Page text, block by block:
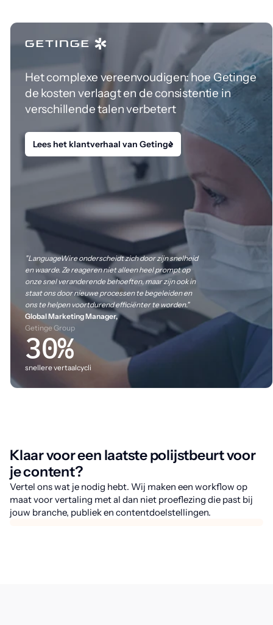
Het complexe vereenvoudigen: hoe Getinge
de kosten verlaagt en de consistentie in
verschillende talen verbetert
Lees het klantverhaal van Getinge
"LanguageWire onderscheidt zich door zijn snelheid
en waarde. Ze reageren niet alleen heel prompt op
onze snel veranderende behoeften, maar zijn ook in
staat ons door nieuwe processen te begeleiden en
ons te helpen voortdurend efficiënter te worden."
Global Marketing Manager,
Getinge Group
30%
snellere vertaalcycli
Klaar voor een laatste polijstbeurt voor
je content?
Vertel ons wat je nodig hebt. Wij maken een workflow op
maat voor vertaling met al dan niet proeflezing die past bij
jouw branche, publiek en contentdoelstellingen.